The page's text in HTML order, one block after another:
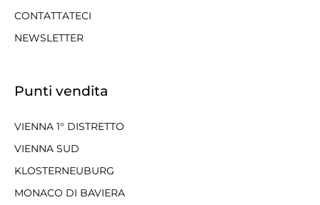
CONTATTATECI
NEWSLETTER
Punti vendita
VIENNA 1° DISTRETTO
VIENNA SUD
KLOSTERNEUBURG
MONACO DI BAVIERA